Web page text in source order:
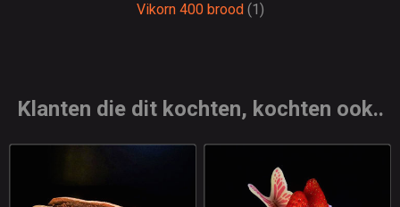
Vikorn 400 brood (1)
Klanten die dit kochten, kochten ook..